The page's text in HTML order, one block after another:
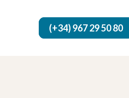
(+34) 967 29 50 80